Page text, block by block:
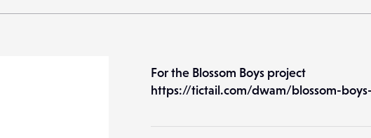
For the Blossom Boys project
https://tictail.com/dwam/blossom-